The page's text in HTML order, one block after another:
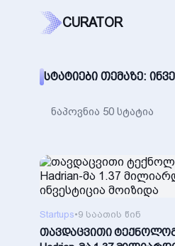
CURATOR
ᲡᲢᲐᲢᲘᲔᲑᲘ ᲗᲔᲛᲐᲖᲔ:
ნაპოვნია 50 სტატია
Startups•9 საათის წინ
თავდაცვითი